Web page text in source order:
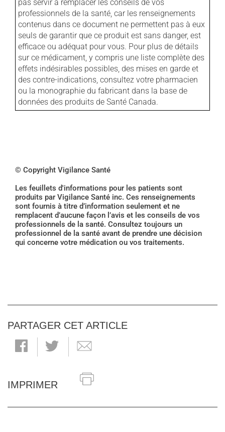
pas servir à remplacer les conseils de vos
professionnels de la santé, car les renseignements
contenus dans ce document ne permettent pas à eux
seuls de garantir que ce produit est sans danger, est
efficace ou adéquat pour vous. Pour plus de détails
sur ce médicament, y compris une liste complète des
effets indésirables possibles, des mises en garde et
des contre-indications, consultez votre pharmacien
ou la monographie du fabricant dans la base de
données des produits de Santé Canada.
© Copyright Vigilance Santé
Les feuillets d'informations pour les patients sont
produits par Vigilance Santé inc. Ces renseignements
sont fournis à titre d’information seulement et ne
remplacent d’aucune façon l’avis et les conseils de vos
professionnels de la santé. Consultez toujours un
professionnel de la santé avant de prendre une décision
qui concerne votre médication ou vos traitements.
PARTAGER CET ARTICLE
IMPRIMER